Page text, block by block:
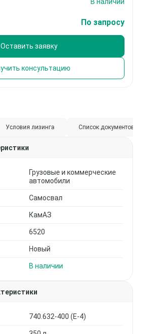
По запросу
Оставить заявку
консультацию
Условия лизинга Список документов
Грузовые и коммерческие
автомобили
Самосвал
КамАЗ
6520
Новый
В наличии
740.632-400 (Е-4)